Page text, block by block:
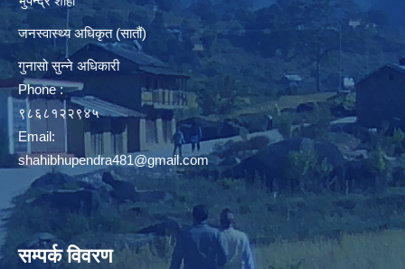
जनस्वास्थ्य अधिकृत (सातौं)
गुनासो सुन्ने अधिकारी
Phone :
९८६८१२२९४५
Email:
shahibhupendra481@gmail.com
सम्पर्क विवरण